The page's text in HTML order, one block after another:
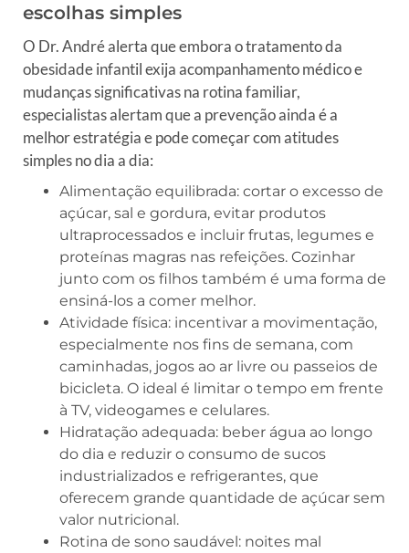
escolhas simples
O Dr. André alerta que embora o tratamento da
obesidade infantil exija acompanhamento médico e
mudanças significativas na rotina familiar,
especialistas alertam que a prevenção ainda é a
melhor estratégia e pode começar com atitudes
simples no dia a dia:
Alimentação equilibrada: cortar o excesso de
açúcar, sal e gordura, evitar produtos
ultraprocessados e incluir frutas, legumes e
proteínas magras nas refeições. Cozinhar
junto com os filhos também é uma forma de
ensiná-los a comer melhor.
Atividade física: incentivar a movimentação,
especialmente nos fins de semana, com
caminhadas, jogos ao ar livre ou passeios de
bicicleta. O ideal é limitar o tempo em frente
à TV, videogames e celulares.
Hidratação adequada: beber água ao longo
do dia e reduzir o consumo de sucos
industrializados e refrigerantes, que
oferecem grande quantidade de açúcar sem
valor nutricional.
Rotina de sono saudável: noites mal